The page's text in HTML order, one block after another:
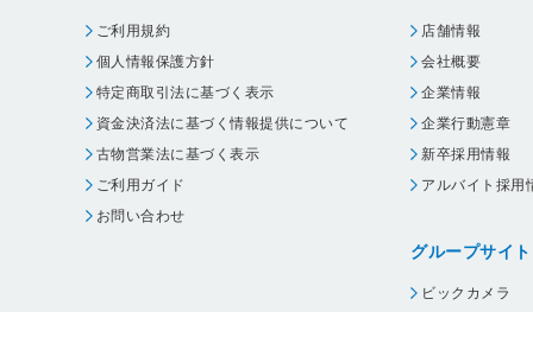
ご利用規約
個人情報保護方針
特定商取引法に基づく表示
資金決済法に基づく情報提供について
古物営業法に基づく表示
ご利用ガイド
お問い合わせ
店舗情報
会社概要
企業情報
企業行動憲章
新卒採用情報
アルバイト採用
グループサイト
ビックカメラ